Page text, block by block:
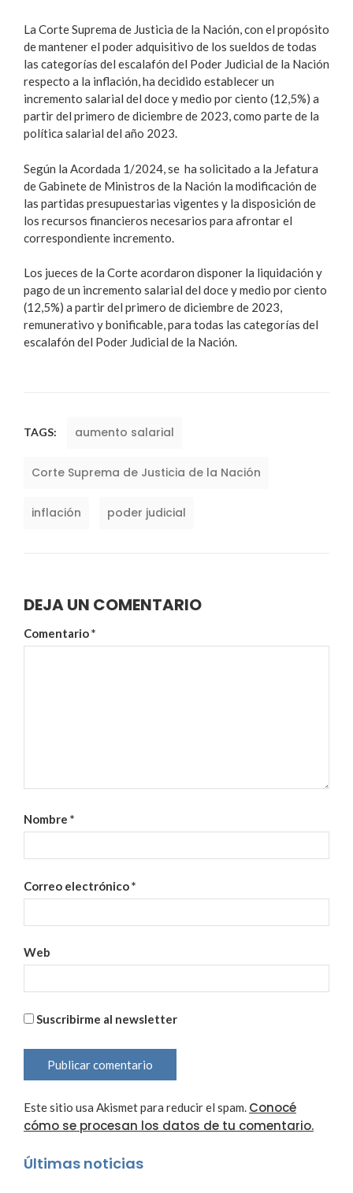
La Corte Suprema de Justicia de la Nación, con el propósito
de mantener el poder adquisitivo de los sueldos de todas
las categorías del escalafón del Poder Judicial de la Nación
respecto a la inflación, ha decidido establecer un
incremento salarial del doce y medio por ciento (12,5%) a
partir del primero de diciembre de 2023, como parte de la
política salarial del año 2023.
Según la Acordada 1/2024, se ha solicitado a la Jefatura
de Gabinete de Ministros de la Nación la modificación de
las partidas presupuestarias vigentes y la disposición de
los recursos financieros necesarios para afrontar el
correspondiente incremento.
Los jueces de la Corte acordaron disponer la liquidación y
pago de un incremento salarial del doce y medio por ciento
(12,5%) a partir del primero de diciembre de 2023,
remunerativo y bonificable, para todas las categorías del
escalafón del Poder Judicial de la Nación.
TAGS: aumento salarial
Corte Suprema de Justicia de la Nación
inflación poder judicial
DEJA UN COMENTARIO
Comentario*
Nombre *
Correo electrónico*
Web
Suscribirme al newsletter
Este sitio usa Akismet para reducir el spam. Conocé
cómo se procesan los datos de tu comentario.
Últimas noticias